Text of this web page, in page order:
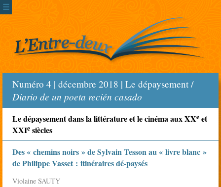
☰
Numéro 4 | décembre 2018 | Le dépaysement /
Diario de un poeta recién casado
Le dépaysement dans la littérature et le cinéma aux XXe et
XXIe siècles
Des « chemins noirs » de Sylvain Tesson au « livre blanc »
de Philippe Vasset : itinéraires dé-paysés
Violaine SAUTY